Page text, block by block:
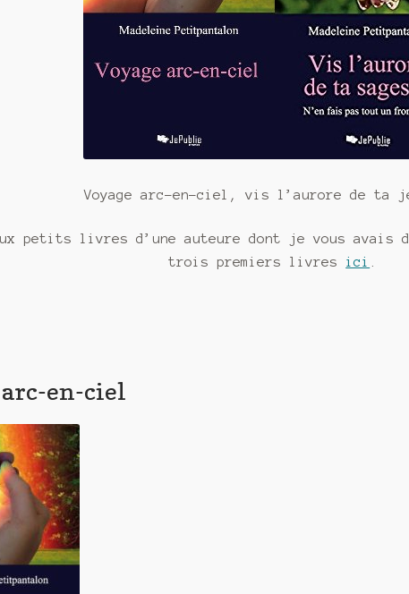
Voyage arc-en-ciel, vis l’aurore de ta
petits livres d’une auteure dont je vous avais
trois premiers livres ici .
arc-en-ciel